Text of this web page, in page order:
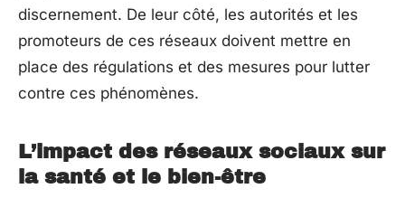
discernement. De leur côté, les autorités et les
promoteurs de ces réseaux doivent mettre en
place des régulations et des mesures pour lutter
contre ces phénomènes.
L’impact des réseaux sociaux sur
la santé et le bien-être